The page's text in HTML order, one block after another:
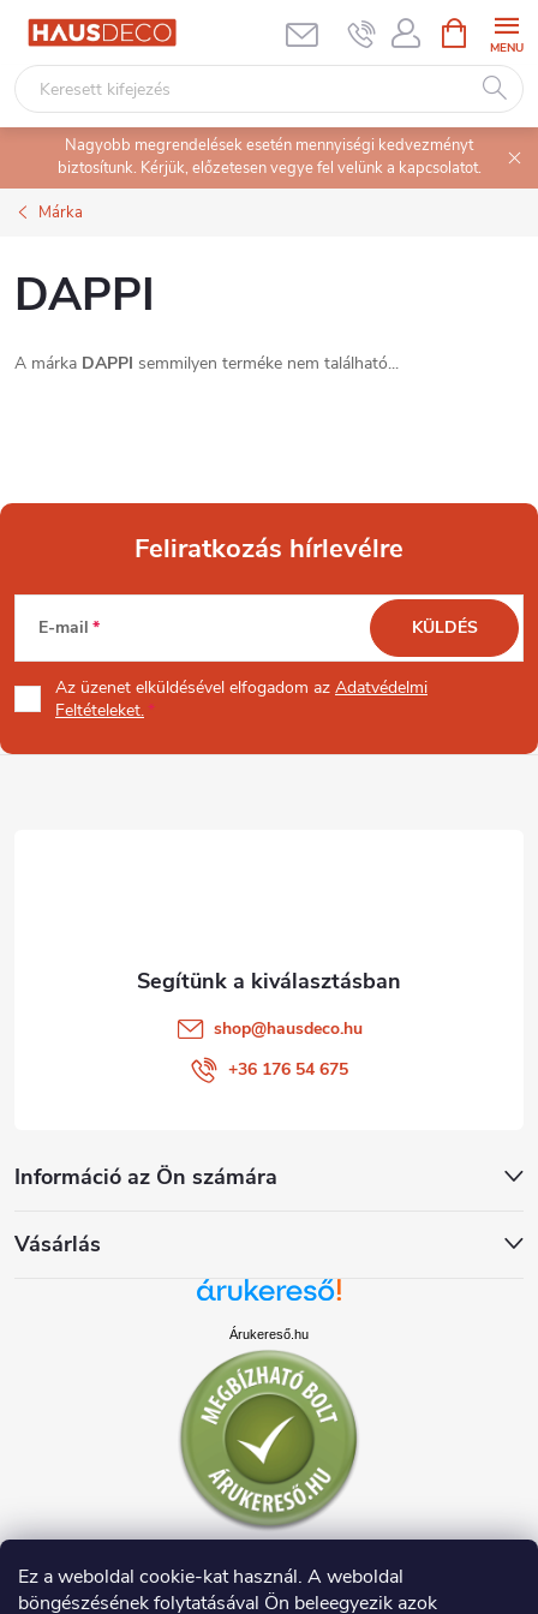
Ez a weboldal cookie-kat használ. A weboldal
böngészésének folytatásával Ön beleegyezik azok
Ugrás
tartalomhoz
KOSÁR
Nagyobb megrendelések esetén mennyiségi kedvezményt
biztosítunk. Kérjük, előzetesen vegye fel velünk a kapcsolatot.
Márka
DAPPI
A márka DAPPI semmilyen terméke nem található...
L
á
b
Feliratkozás hírlevélre
E-mail
Az üzenet elküldésével elfogadom az Adatvédelmi
Feltételeket.
KÜLDÉS
Információ az Ön számára
Vásárlás
shop@hausdeco.hu
+36 176 54 675
Árukereső.hu